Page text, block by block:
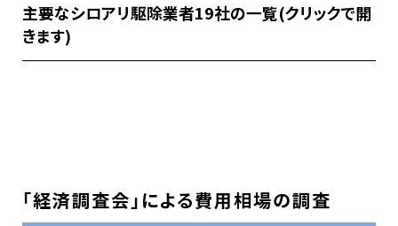
主要なシロアリ駆除業者19社の一覧(クリックで開
きます)
シロアリ110番
サニックス
ダスキン
「経済調査会」による費用相場の調査